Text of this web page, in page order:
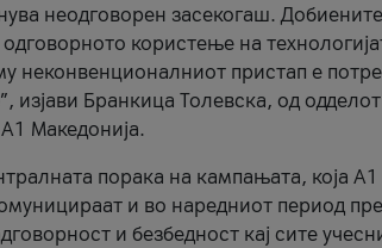
неодговорен засекогаш.
користење на
неконвенционалниот пристап е
Бранкица Толевска, од
Македонија.
порака на кампањата, која
и во наредниот период
и безбедност кај сите